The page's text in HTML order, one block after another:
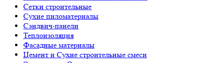
Сетки строительные
Сухие пиломатериалы
Сэндвич-панели
Теплоизоляция
Фасадные материалы
Цемент и Сухие строительные смеси